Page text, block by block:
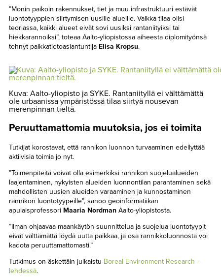
”Monin paikoin rakennukset, tiet ja muu infrastruktuuri estävät
luontotyyppien siirtymisen uusille alueille. Vaikka tilaa olisi
teoriassa, kaikki alueet eivät sovi uusiksi rantaniityiksi tai
hiekkarannoiksi”, toteaa Aalto-yliopistossa aiheesta diplomityönsä
tehnyt paikkatietoasiantuntija Elisa Kropsu.
Kuva: Aalto-yliopisto ja SYKE. Rantaniityllä ei välttämättä
ole urbaanissa ympäristössä tilaa siirtyä nousevan
merenpinnan tieltä.
Peruuttamattomia muutoksia, jos ei toimita
Tutkijat korostavat, että rannikon luonnon turvaaminen edellyttää
aktiivisia toimia jo nyt.
”Toimenpiteitä voivat olla esimerkiksi rannikon suojelualueiden
laajentaminen, nykyisten alueiden luonnontilan parantaminen sekä
mahdollisten uusien alueiden varaaminen ja kunnostaminen
rannikon luontotyypeille”, sanoo geoinformatiikan
apulaisprofessori Maaria NordmanAalto-yliopistosta.
”Ilman ohjaavaa maankäytön suunnittelua ja suojelua luontotyypit
eivät välttämättä löydä uutta paikkaa, ja osa rannikkoluonnosta voi
kadota peruuttamattomasti.”
Tutkimus on äskettäin julkaistu Boreal Environment Research -
lehdessä.